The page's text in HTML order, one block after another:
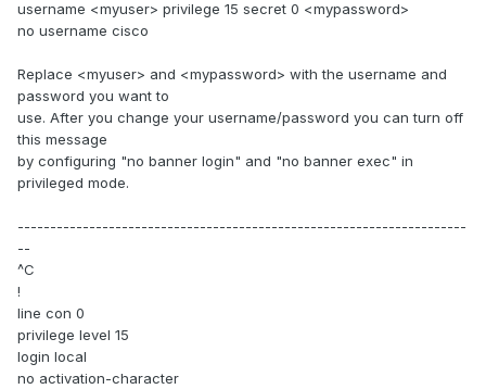
username <myuser> privilege 15 secret 0 <mypassword>
no username cisco
Replace <myuser> and <mypassword> with the username and
password you want to
use. After you change your username/password you can turn off
this message
by configuring "no banner login" and "no banner exec" in
privileged mode.
---------------------------------------------------------------------
--
^C
!
line con 0
privilege level 15
login local
no activation-character